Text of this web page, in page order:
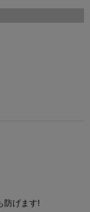
防げます!